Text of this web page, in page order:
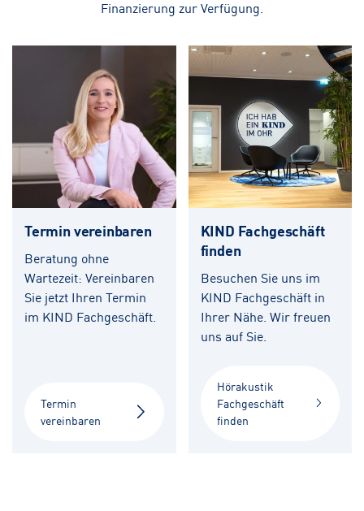
Finanzierung zur Verfügung.
Termin vereinbaren
Beratung ohne
Wartezeit: Vereinbaren
Sie jetzt Ihren Termin
im KIND Fachgeschäft.
Termin
vereinbaren
KIND Fachgeschäft
finden
Besuchen Sie uns im
KIND Fachgeschäft in
Ihrer Nähe. Wir freuen
uns auf Sie.
Hörakustik
Fachgeschäft
finden